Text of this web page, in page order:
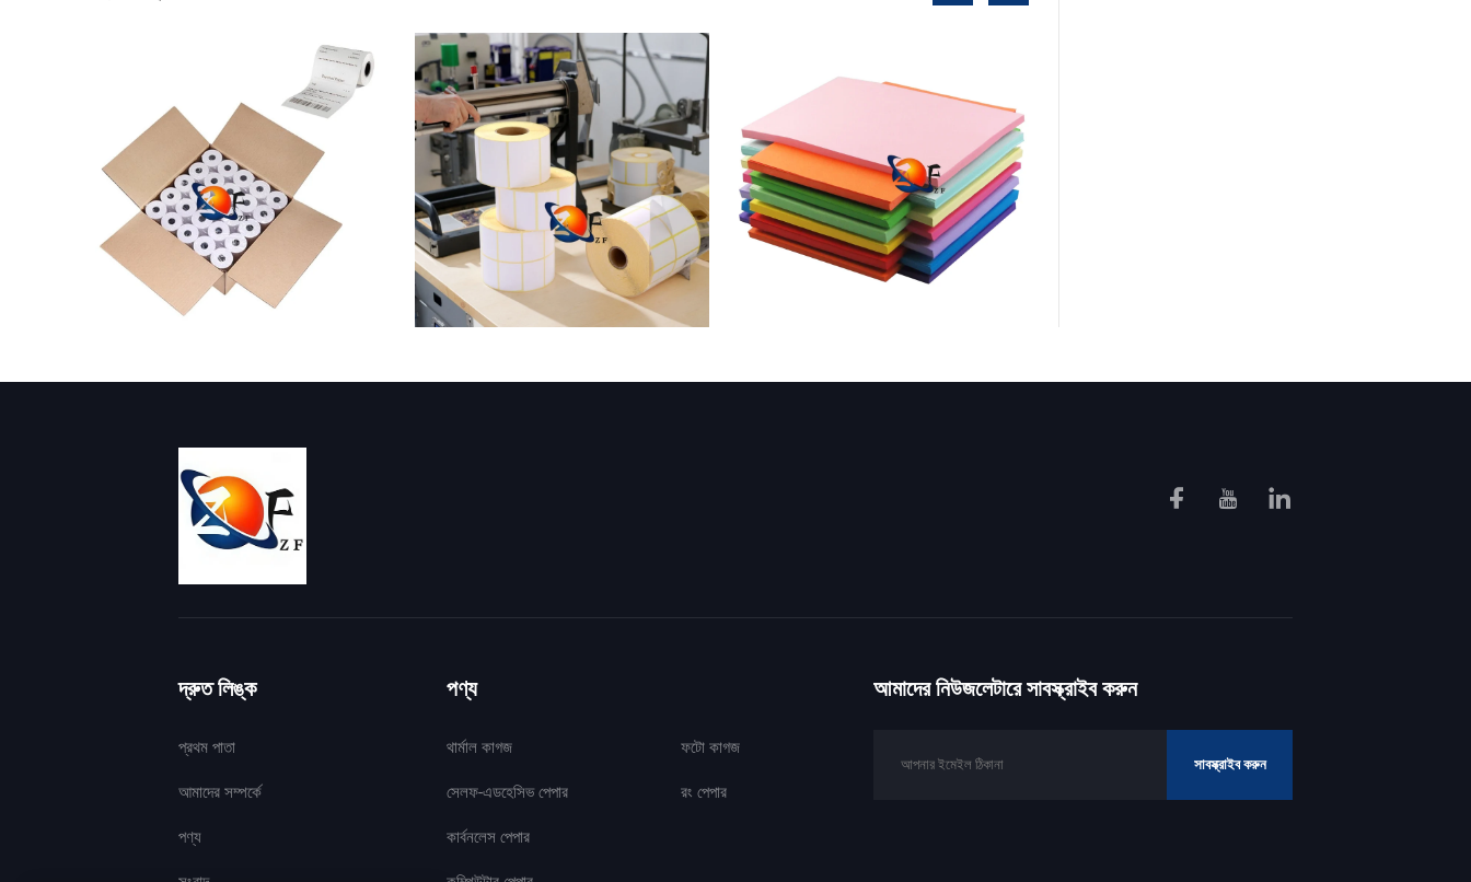
দ্রুত লিঙ্ক
প্রথম পাতা
আমাদের সম্পর্কে
পণ্য
পণ্য
থার্মাল কাগজ
সেলফ-এডহেসিভ পেপার
কার্বনলেস পেপার
ফটো কাগজ
রং পেপার
আমাদের নিউজলেটারে সাবস্ক্রাইব করুন
সাবস্ক্রাইব করুন